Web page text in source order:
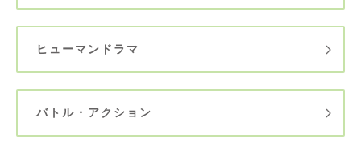
ヒューマンドラマ
バトル・アクション